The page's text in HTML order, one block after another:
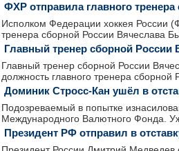
ФХР отправила главного
Исполком Федерации хоккея России
тренера сборной России Вячеслава
Главный тренер сборной России
Главный тренер сборной России
должность главного тренера
Доминик Стросс-Кан ушёл в
Подозреваемый в попытке
Международного Валютного Фонда.
Президент РФ отправил в